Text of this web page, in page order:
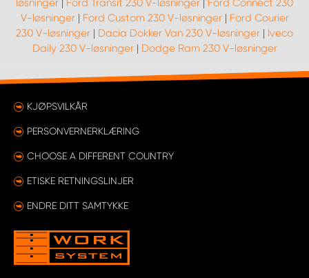
løsninger | Ford Transit 230 V-løsninger | Ford Connect 230
V-løsninger| Ford Custom 230 V-løsninger| Ford Courier
230 V-løsninger | Dacia Dokker Van 230 V-løsninger | Iveco
Daily 230 V-løsninger| Dodge Ram 230 V-løsninger
KJØPSVILKÅR
PERSONVERNERKLÆRING
CHOOSE A DIFFERENT COUNTRY
ETISKE RETNINGSLINJER
ENDRE DITT SAMTYKKE